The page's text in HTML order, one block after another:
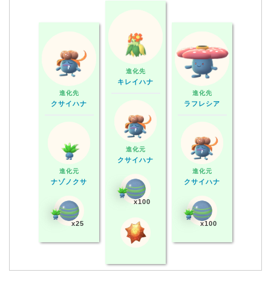
進化先
クサイハナ
進化元
ナゾノクサ
x25
進化先
キレイハナ
進化元
クサイハナ
x100
進化先
ラフレシア
進化元
クサイハナ
x100